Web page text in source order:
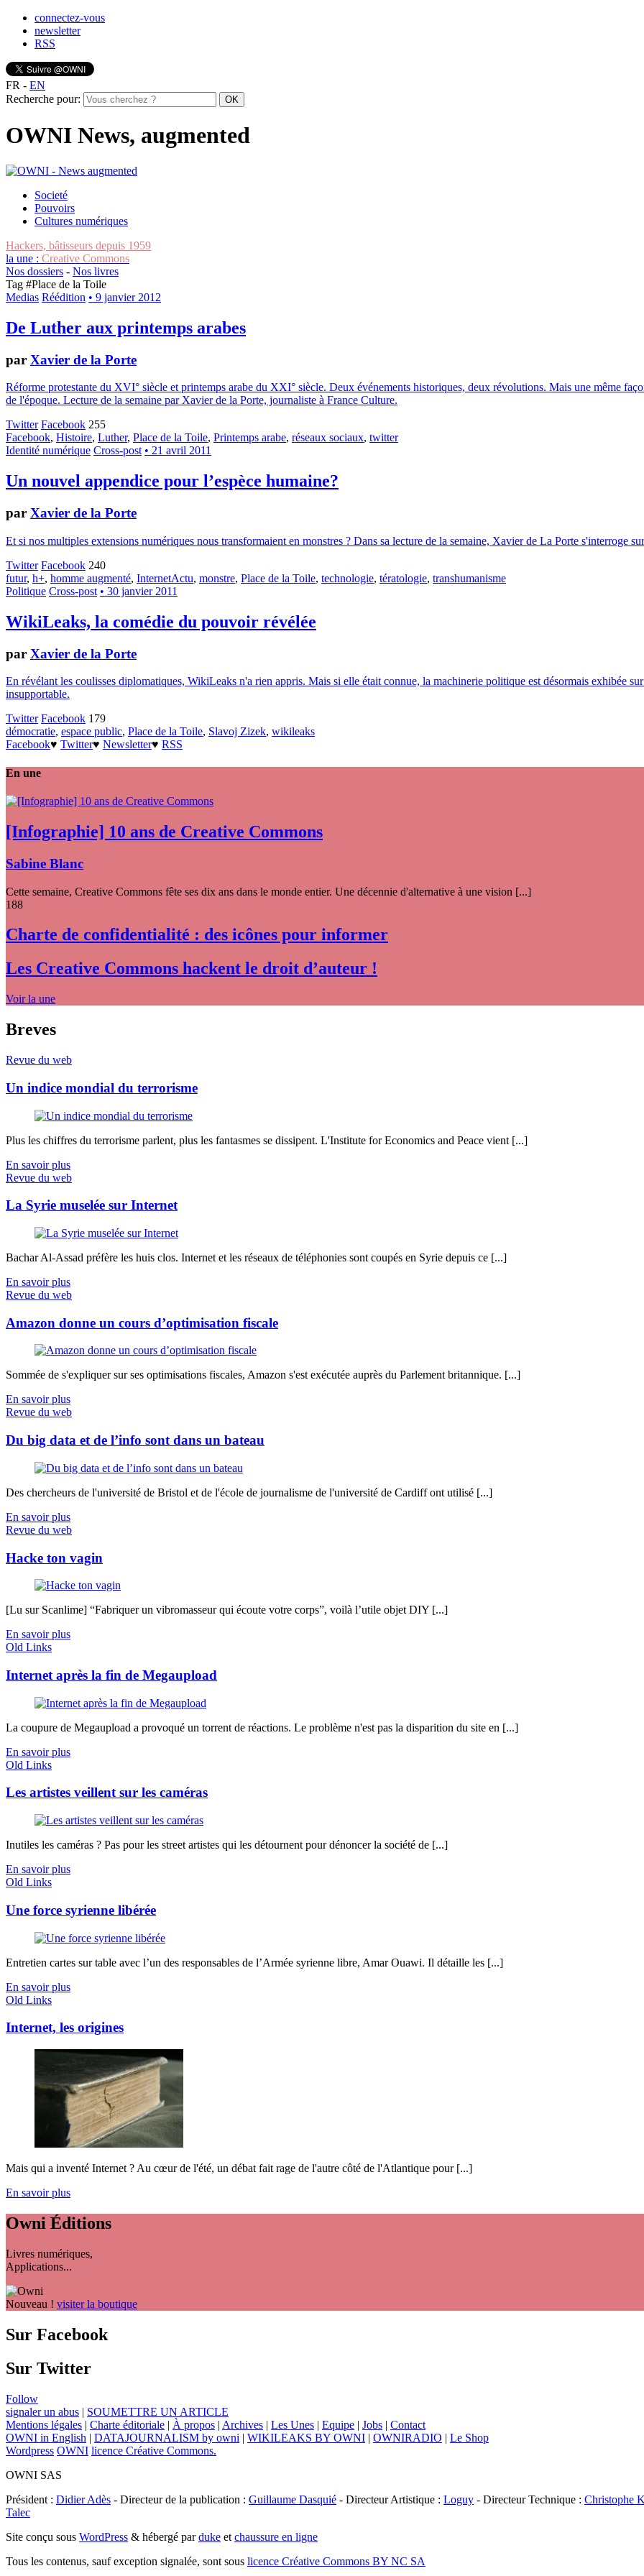
connectez-vous
newsletter
RSS
FR - EN
Recherche pour:
OWNI News, augmented
Societé
Pouvoirs
Cultures numériques
Hackers, bâtisseurs depuis 1959
la une : Creative Commons
Nos dossiers - Nos livres
Tag #Place de la Toile
Medias Réédition • 9 janvier 2012
De Luther aux printemps arabes
par Xavier de la Porte
Réforme protestante du XVI° siècle et printemps arabe du XXI° siècle. Deux événements historiques, deux révolutions. Mais une même
de l'époque. Lecture de la semaine par Xavier de la Porte, journaliste à France Culture.
Twitter Facebook 255
Facebook, Histoire, Luther, Place de la Toile, Printemps arabe, réseaux sociaux, twitter
Identité numérique Cross-post • 21 avril 2011
Un nouvel appendice pour l’espèce humaine?
par Xavier de la Porte
Et si nos multiples extensions numériques nous transformaient en monstres ? Dans sa lecture de la semaine, Xavier de La Porte s'interroge
Twitter Facebook 240
futur, h+, homme augmenté, InternetActu, monstre, Place de la Toile, technologie, tératologie, transhumanisme
Politique Cross-post • 30 janvier 2011
WikiLeaks, la comédie du pouvoir révélée
par Xavier de la Porte
En révélant les coulisses diplomatiques, WikiLeaks n'a rien appris. Mais si elle était connue, la machinerie politique est désormais exhibée
insupportable.
Twitter Facebook 179
démocratie, espace public, Place de la Toile, Slavoj Zizek, wikileaks
Facebook♥ Twitter♥ Newsletter♥ RSS
En une
[Infographie] 10 ans de Creative Commons
Sabine Blanc
Cette semaine, Creative Commons fête ses dix ans dans le monde entier. Une décennie d'alternative à une vision [...]
188
Charte de confidentialité : des icônes pour informer
Les Creative Commons hackent le droit d’auteur !
Voir la une
Breves
Revue du web
Un indice mondial du terrorisme
Plus les chiffres du terrorisme parlent, plus les fantasmes se dissipent. L'Institute for Economics and Peace vient [...]
En savoir plus
Revue du web
La Syrie muselée sur Internet
Bachar Al-Assad préfère les huis clos. Internet et les réseaux de téléphonies sont coupés en Syrie depuis ce [...]
En savoir plus
Revue du web
Amazon donne un cours d’optimisation fiscale
Sommée de s'expliquer sur ses optimisations fiscales, Amazon s'est exécutée auprès du Parlement britannique. [...]
En savoir plus
Revue du web
Du big data et de l’info sont dans un bateau
Des chercheurs de l'université de Bristol et de l'école de journalisme de l'université de Cardiff ont utilisé [...]
En savoir plus
Revue du web
Hacke ton vagin
[Lu sur Scanlime] “Fabriquer un vibromasseur qui écoute votre corps”, voilà l’utile objet DIY [...]
En savoir plus
Old Links
Internet après la fin de Megaupload
La coupure de Megaupload a provoqué un torrent de réactions. Le problème n'est pas la disparition du site en [...]
En savoir plus
Old Links
Les artistes veillent sur les caméras
Inutiles les caméras ? Pas pour les street artistes qui les détournent pour dénoncer la société de [...]
En savoir plus
Old Links
Une force syrienne libérée
Entretien cartes sur table avec l’un des responsables de l’Armée syrienne libre, Amar Ouawi. Il détaille les [...]
En savoir plus
Old Links
Internet, les origines
Mais qui a inventé Internet ? Au cœur de l'été, un débat fait rage de l'autre côté de l'Atlantique pour [...]
En savoir plus
Owni Éditions
Livres numériques,
Applications...
Nouveau ! visiter la boutique
Sur Facebook
Sur Twitter
Follow
signaler un abus | SOUMETTRE UN ARTICLE
Mentions légales | Charte éditoriale | À propos | Archives | Les Unes | Equipe | Jobs | Contact
OWNI in English | DATAJOURNALISM by owni | WIKILEAKS BY OWNI | OWNIRADIO | Le Shop
Wordpress OWNI licence Créative Commons.
OWNI SAS
Président : Didier Adès - Directeur de la publication : Guillaume Dasquié - Directeur Artistique : Loguy - Directeur Technique : Christophe
Talec
Site conçu sous WordPress & hébergé parduke et chaussure en ligne
Tous les contenus, sauf exception signalée, sont sous licence Créative Commons BY NC SA